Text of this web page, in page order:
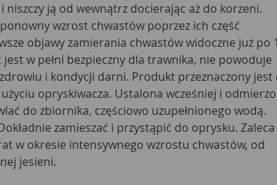
niszczy ją od wewnątrz docierając aż do korzeni.
wzrost chwastów poprzez ich część
objawy zamierania chwastów widoczne już po
w pełni bezpieczny dla trawnika, nie powoduje
i kondycji darni. Produkt przeznaczony jest
opryskiwacza. Ustalona wcześniej i
do zbiornika, częściowo uzupełnionego wodą.
zamieszać i przystąpić do oprysku. Zaleca
w okresie intensywnego wzrostu chwastów, od
jesieni.